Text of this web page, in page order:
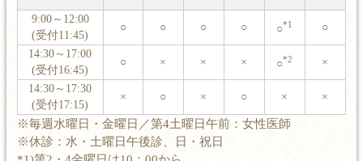
9:00～12:00
(受付11:45)
○ ○ ○ ○ ○*1 ○
14:30～17:00
(受付16:45)
○ × × × ○*2 ×
14:30～17:30
(受付17:15)
× ○ × ○ × ×
※毎週水曜日・金曜日／第4土曜日午前：女性医師
※休診：水・土曜日午後診、日・祝日